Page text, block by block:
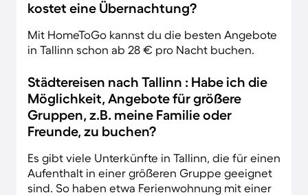
kostet eine Übernachtung?
Mit HomeToGo kannst du die besten Angebote
in Tallinn schon ab 28 € pro Nacht buchen.
Städtereisen nach Tallinn : Habe ich die
Möglichkeit, Angebote für größere
Gruppen, z.B. meine Familie oder
Freunde, zu buchen?
Es gibt viele Unterkünfte in Tallinn, die für einen
Aufenthalt in einer größeren Gruppe geeignet
sind. So haben etwa Ferienwohnung mit einer